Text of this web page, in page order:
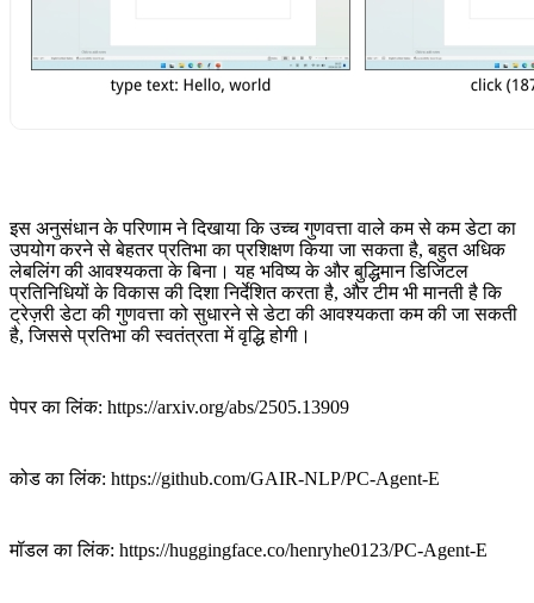
इस अनुसंधान के परिणाम ने दिखाया कि उच्च गुणवत्ता वाले कम से कम डेटा का
उपयोग करने से बेहतर प्रतिभा का प्रशिक्षण किया जा सकता है, बहुत अधिक
लेबलिंग की आवश्यकता के बिना। यह भविष्य के और बुद्धिमान डिजिटल
प्रतिनिधियों के विकास की दिशा निर्देशित करता है, और टीम भी मानती है कि
ट्रेज़री डेटा की गुणवत्ता को सुधारने से डेटा की आवश्यकता कम की जा सकती
है, जिससे प्रतिभा की स्वतंत्रता में वृद्धि होगी।
पेपर का लिंक: https://arxiv.org/abs/2505.13909
कोड का लिंक: https://github.com/GAIR-NLP/PC-Agent-E
मॉडल का लिंक: https://huggingface.co/henryhe0123/PC-Agent-E